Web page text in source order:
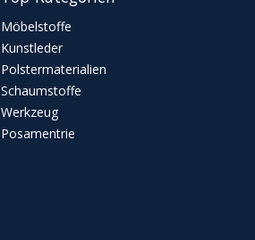
Möbelstoffe
Kunstleder
Polstermaterialien
Schaumstoffe
Werkzeug
Posamentrie